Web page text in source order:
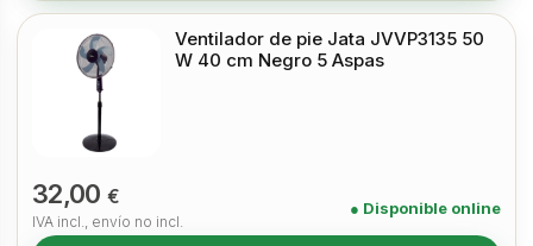
Ventilador de pie Jata JVVP3135 50
W 40 cm Negro 5 Aspas
32,00€
IVA incl., envío no incl.
● Disponible online